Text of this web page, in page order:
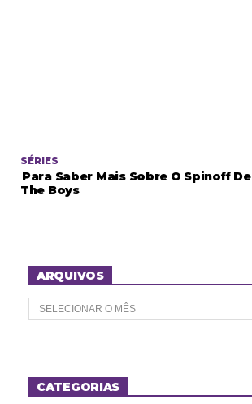
SÉRIES
Para Saber Mais Sobre O Spinoff De
The Boys
ARQUIVOS
A
r
o
sCATEGORIAS